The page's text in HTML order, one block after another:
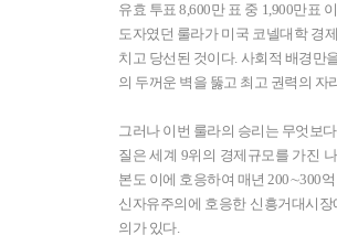
유효 투표 8,600만 표 중 1,900만표
도자였던 룰라가 미국 코넬대학 경
치고 당선된 것이다. 사회적 배경만
의 두꺼운 벽을 뚫고 최고 권력의 자
그러나 이번 룰라의 승리는 무엇보
질은 세계 9위의 경제규모를 가진
본도 이에 호응하여 매년 200∼300
신자유주의에 호응한 신흥거대시
의가 있다.